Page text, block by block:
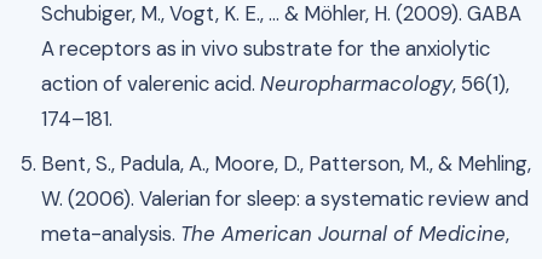
Schubiger, M., Vogt, K. E., … & Möhler, H. (2009). GABA
A receptors as in vivo substrate for the anxiolytic
action of valerenic acid. Neuropharmacology, 56(1),
174–181.
Bent, S., Padula, A., Moore, D., Patterson, M., & Mehling,
W. (2006). Valerian for sleep: a systematic review and
meta-analysis. The American Journal of Medicine,